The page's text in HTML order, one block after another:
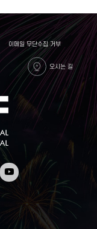
이메일 무단수집 거부
오시는 길
유튜브